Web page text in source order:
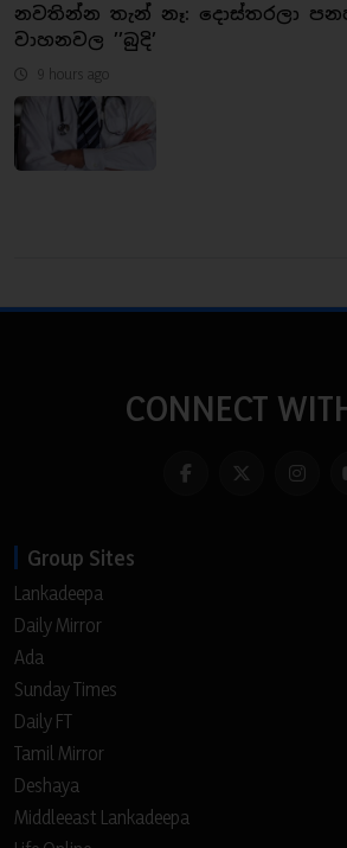
නවතින්න තැන් නෑ: දොස්තරලා
වාහනවල ’’බුදි’
9 hours ago
CONNECT
Group Sites
Lankadeepa
Daily Mirror
Ada
Sunday Times
Daily FT
Tamil Mirror
Deshaya
Middleeast Lankadeepa